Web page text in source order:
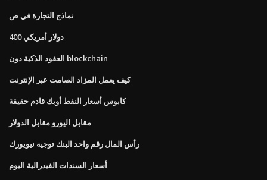
نماذج التجارة في ص
400 دولار أمريكي
العقود الذكية دون blockchain
كيف يعمل المزاد الصامت عبر الإنترنت
كابوس أسعار النفط أوبك قادم حقيقة
مقابل اليورو مقابل الدولار
رأس المال رقم واحد البنك توجيه نيويورك
أسعار السندات الفيدرالية اليوم